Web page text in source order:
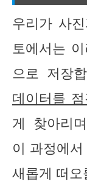
우리가 사
토에서는
으로 저장
데이터를 점
게 찾아리
이 과정에
새롭게 떠